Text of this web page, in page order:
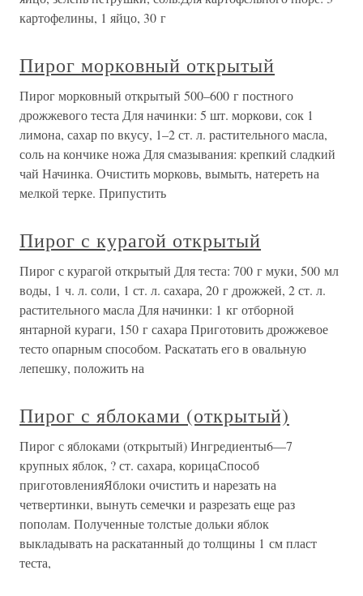
картофелины, 1 яйцо, 30 г
Пирог морковный открытый
Пирог морковный открытый 500–600 г постного
дрожжевого теста Для начинки: 5 шт. моркови, сок 1
лимона, сахар по вкусу, 1–2 ст. л. растительного масла,
соль на кончике ножа Для смазывания: крепкий сладкий
чай Начинка. Очистить морковь, вымыть, натереть на
мелкой терке. Припустить
Пирог с курагой открытый
Пирог с курагой открытый Для теста: 700 г муки, 500 мл
воды, 1 ч. л. соли, 1 ст. л. сахара, 20 г дрожжей, 2 ст. л.
растительного масла Для начинки: 1 кг отборной
янтарной кураги, 150 г сахара Приготовить дрожжевое
тесто опарным способом. Раскатать его в овальную
лепешку, положить на
Пирог с яблоками (открытый)
Пирог с яблоками (открытый) Ингредиенты6—7
крупных яблок, ? ст. сахара, корицаСпособ
приготовленияЯблоки очистить и нарезать на
четвертинки, вынуть семечки и разрезать еще раз
пополам. Полученные толстые дольки яблок
выкладывать на раскатанный до толщины 1 см пласт
теста,